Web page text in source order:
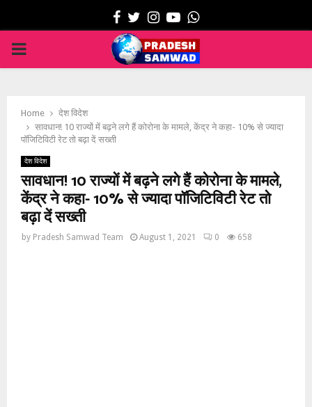
Facebook
Twitter
Instagram
Youtube
Whatsapp
PRIMARY
Home
देश विदेश
सावधान! 10 राज्यों में बढ़ने लगे हैं कोरोना के मामले, केंद्र ने कहा- 10% से ज्यादा
पॉजिटिविटी रेट तो बढ़ा दें सख्‍ती
देश विदेश
सावधान! 10 राज्यों में बढ़ने लगे हैं कोरोना के मामले,
केंद्र ने कहा- 10% से ज्यादा पॉजिटिविटी रेट तो
बढ़ा दें सख्‍ती
by Pradesh Samwad Team August 1, 2021 0 658